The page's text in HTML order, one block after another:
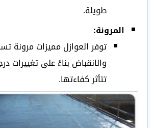
طويلة.
المرونة:
توفر العوازل مميزات مرونة
والانقباض بناءً على تغييرات
تتأثر كفاءتها.